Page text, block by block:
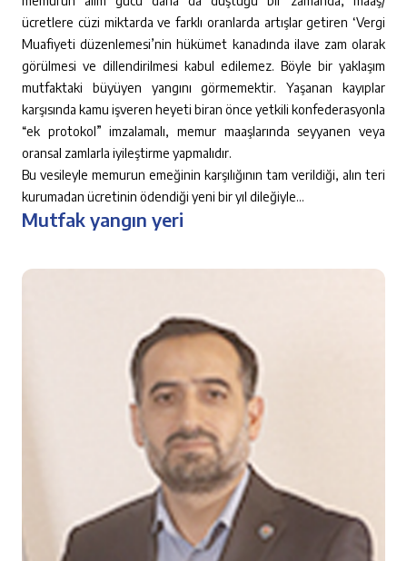
Mutfak yangın yeri
ücretlere cüzi miktarda ve farklı oranlarda artışlar getiren ‘Vergi
Muafiyeti düzenlemesi’nin hükümet kanadında ilave zam olarak
görülmesi ve dillendirilmesi kabul edilemez. Böyle bir yaklaşım
mutfaktaki büyüyen yangını görmemektir. Yaşanan kayıplar
karşısında kamu işveren heyeti biran önce yetkili konfederasyonla
“ek protokol” imzalamalı, memur maaşlarında seyyanen veya
oransal zamlarla iyileştirme yapmalıdır.
Bu vesileyle memurun emeğinin karşılığının tam verildiği, alın teri
kurumadan ücretinin ödendiği yeni bir yıl dileğiyle…